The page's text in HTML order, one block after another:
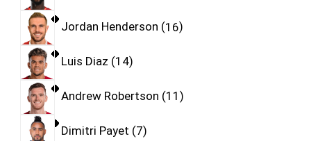
Jordan Henderson 16
Luis Diaz 14
Andrew Robertson 11
Dimitri Payet 7